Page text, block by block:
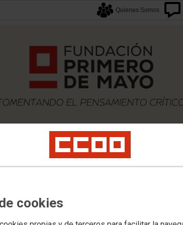
cookies
Quienes Somos